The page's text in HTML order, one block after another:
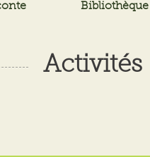
Bibliothèque
Activités